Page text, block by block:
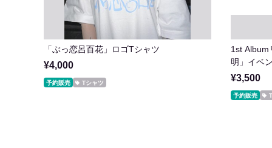
「ぶっ恋呂百花」ロゴTシャツ
¥4,000
予約販売 Tシャツ
1st Album
明」イベ
¥3,500
予約販売